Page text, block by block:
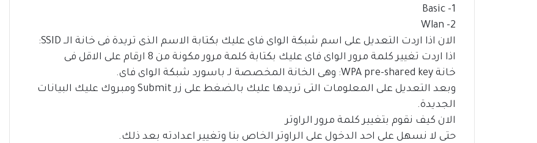
1- Basic
2- Wlan
الان اذا اردت التعديل على اسم شبكة الواى فاى عليك بكتابة الاسم الذى تريدة فى خانة الــ SSID:
اذا اردت تغيير كلمة مرور الواى فاى عليك بكتابة كلمة مرور مكونة من 8 ارقام على الاقل فى
خانة WPA pre-shared key: وهى الخانة المخصصة لـ باسورد شبكة الواى فاى.
وبعد التعديل على المعلومات التى تريدها عليك بالضغط على زر Submit ومبروك عليك البيانات
الجديدة.
الان كيف نقوم بتغيير كلمة مرور الراوتر
حتى لا نسهل على احد الدخول على الراوتر الخاص بنا وتغيير اعدادته بعد ذلك.